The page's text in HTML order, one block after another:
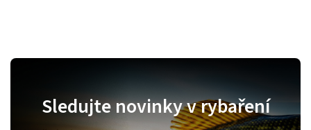
Sledujte novinky v rybaření